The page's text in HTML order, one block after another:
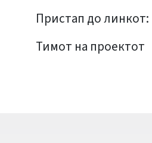
Пристап до линкот:
Тимот на проектот